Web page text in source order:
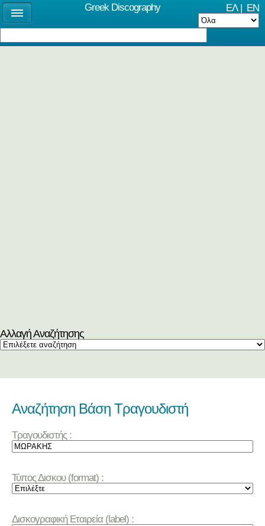
ΕΛ| EN
Αλλαγή Αναζήτησης
Αναζήτηση Βάση Τραγουδιστή
Τραγουδιστής :
Τύπος Δισκου (format) :
Δισκογραφική Εταιρεία (label) :
Greek Discography